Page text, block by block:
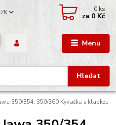
Menu
Hledat
0 ks
za 0 Kč
350/354, 350/360 Kyvačka s klapkou